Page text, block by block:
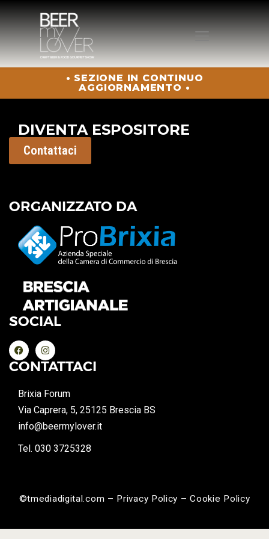
HOME
PROGRAMMA
VISITA
ESPONI
NEWS
CONTATTI
ACQUISTA BIGLIETTO
• SEZIONE IN CONTINUO
AGGIORNAMENTO •
DIVENTA ESPOSITORE
Contattaci
ORGANIZZATO DA
SOCIAL
CONTATTACI
Brixia Forum
Via Caprera, 5, 25125 Brescia BS
info@beermylover.it
Tel. 030 3725328
©tmediadigital.com – Privacy Policy – Cookie Policy